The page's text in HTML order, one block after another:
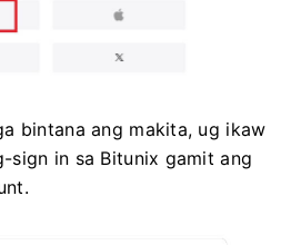
bintana ang makita, ug ikaw
sign in sa Bitunix gamit ang